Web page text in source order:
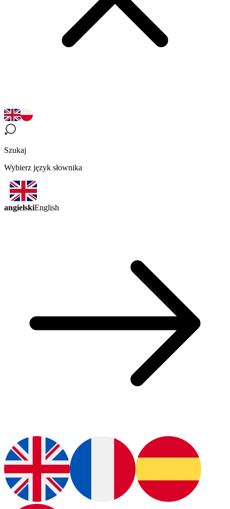
Szukaj
Wybierz język słownika
angielskiEnglish